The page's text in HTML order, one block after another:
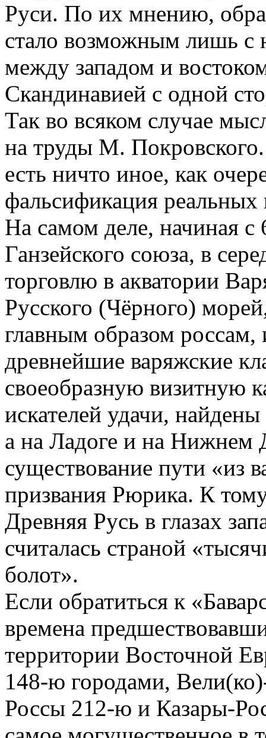
Руси. По их мнению,
стало возможным лишь с
между западом и
Скандинавией с одной
Так во всяком случае
на труды М.
есть ничто иное, как
фальсификация
На самом деле, начиная с
Ганзейского союза, в
торговлю в акватории
Русского (Чёрного)
главным образом
древнейшие варяжские
своеобразную визитную
искателей удачи,
а на Ладоге и на Нижнем
существование пути «из
призвания Рюрика. К
Древняя Русь в глазах
считалась страной
болот».
Если обратиться к
времена
территории Восточной
148-ю городами,
Россы 212-ю и Казары-